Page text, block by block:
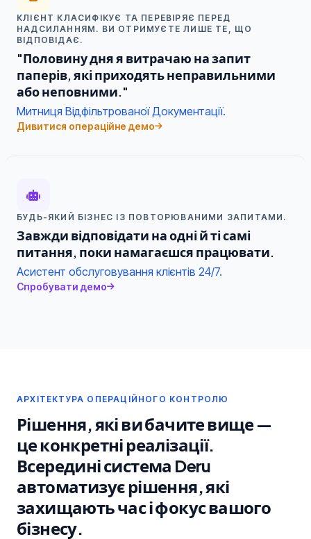
КЛІЄНТ КЛАСИФІКУЄ ТА ПЕРЕВІРЯЄ ПЕРЕД
НАДСИЛАННЯМ. ВИ ОТРИМУЄТЕ ЛИШЕ ТЕ, ЩО
ВІДПОВІДАЄ.
"Половину дня я витрачаю на запит
паперів, які приходять неправильними
або неповними."
Митниця Відфільтрованої Документації.
Дивитися операційне демо
БУДЬ-ЯКИЙ БІЗНЕС ІЗ ПОВТОРЮВАНИМИ ЗАПИТАМИ.
Завжди відповідати на одні й ті самі
питання, поки намагаєшся працювати.
Асистент обслуговування клієнтів 24/7.
Спробувати демо
АРХІТЕКТУРА ОПЕРАЦІЙНОГО КОНТРОЛЮ
Рішення, які ви бачите вище —
це конкретні реалізації.
Всередині система Deru
автоматизує рішення, які
захищають час і фокус вашого
бізнесу.